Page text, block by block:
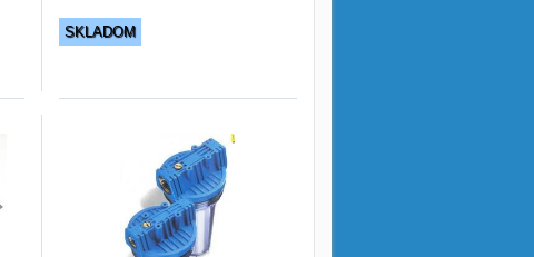
SKLADOM